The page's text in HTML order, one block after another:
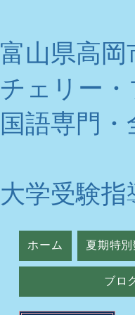
富山県高岡
チェリー
国語専門・
大学受験
ホーム 夏期特
ブロ